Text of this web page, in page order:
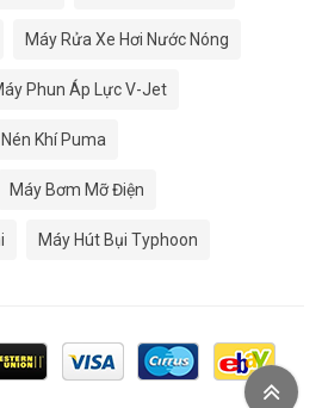
Máy Rửa Xe Hơi Nước Nóng
Phun Áp Lực V-Jet
Khí Puma
Máy Bơm Mỡ Điện
Máy Hút Bụi Typhoon